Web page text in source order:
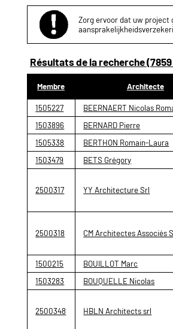
Zorg ervoor dat uw project
Résultats de la recherche
Membre Architecte
1505227 BEERNAERT Nicolas
1503896
BERNARD Pierre
1505338
BERTHON Romain-Laura
1503479
BETS Grégory
2500317 YY Architecture Srl
2500318 CM Architectes Associés
1500215 BOUILLOT Marc
1503283
BOUQUELLE Nicolas
2500348 HBLN Architects srl